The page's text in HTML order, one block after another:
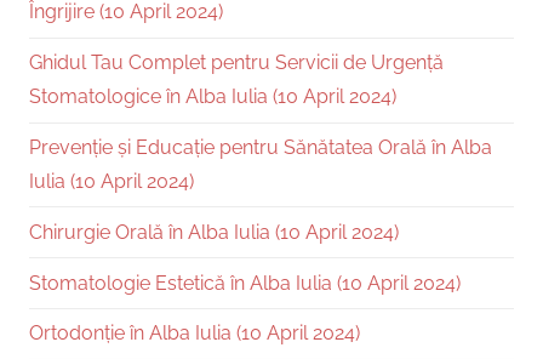
Îngrijire (10 April 2024)
Ghidul Tau Complet pentru Servicii de Urgență
Stomatologice în Alba Iulia (10 April 2024)
Prevenție și Educație pentru Sănătatea Orală în Alba
Iulia (10 April 2024)
Chirurgie Orală în Alba Iulia (10 April 2024)
Stomatologie Estetică în Alba Iulia (10 April 2024)
Ortodonție în Alba Iulia (10 April 2024)